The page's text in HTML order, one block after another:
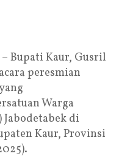
– Bupati Kaur, Gusril
peresmian
Warga
Jabodetabek di
Kaur, Provinsi